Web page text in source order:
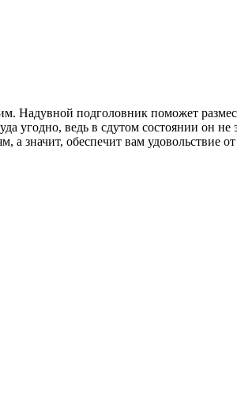
подголовник поможет
угодно, ведь в сдутом состоянии он
значит, обеспечит вам удовольствие